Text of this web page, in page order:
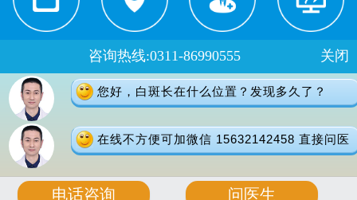
来院路线 医生门诊 在线预约
门诊时间：
夏季：8：00-18：00 冬季：8：00-17：30
健康热线：0311-66691397
地址：石家庄桥西区裕华东路7号
版权所有：石家庄远大中医皮肤病医院
咨询热线:0311-86990555 关闭
您好，白斑长在什么位置？发现多久了？
在线不方便可加微信 15632142458 直接问医
电话咨询 问医生